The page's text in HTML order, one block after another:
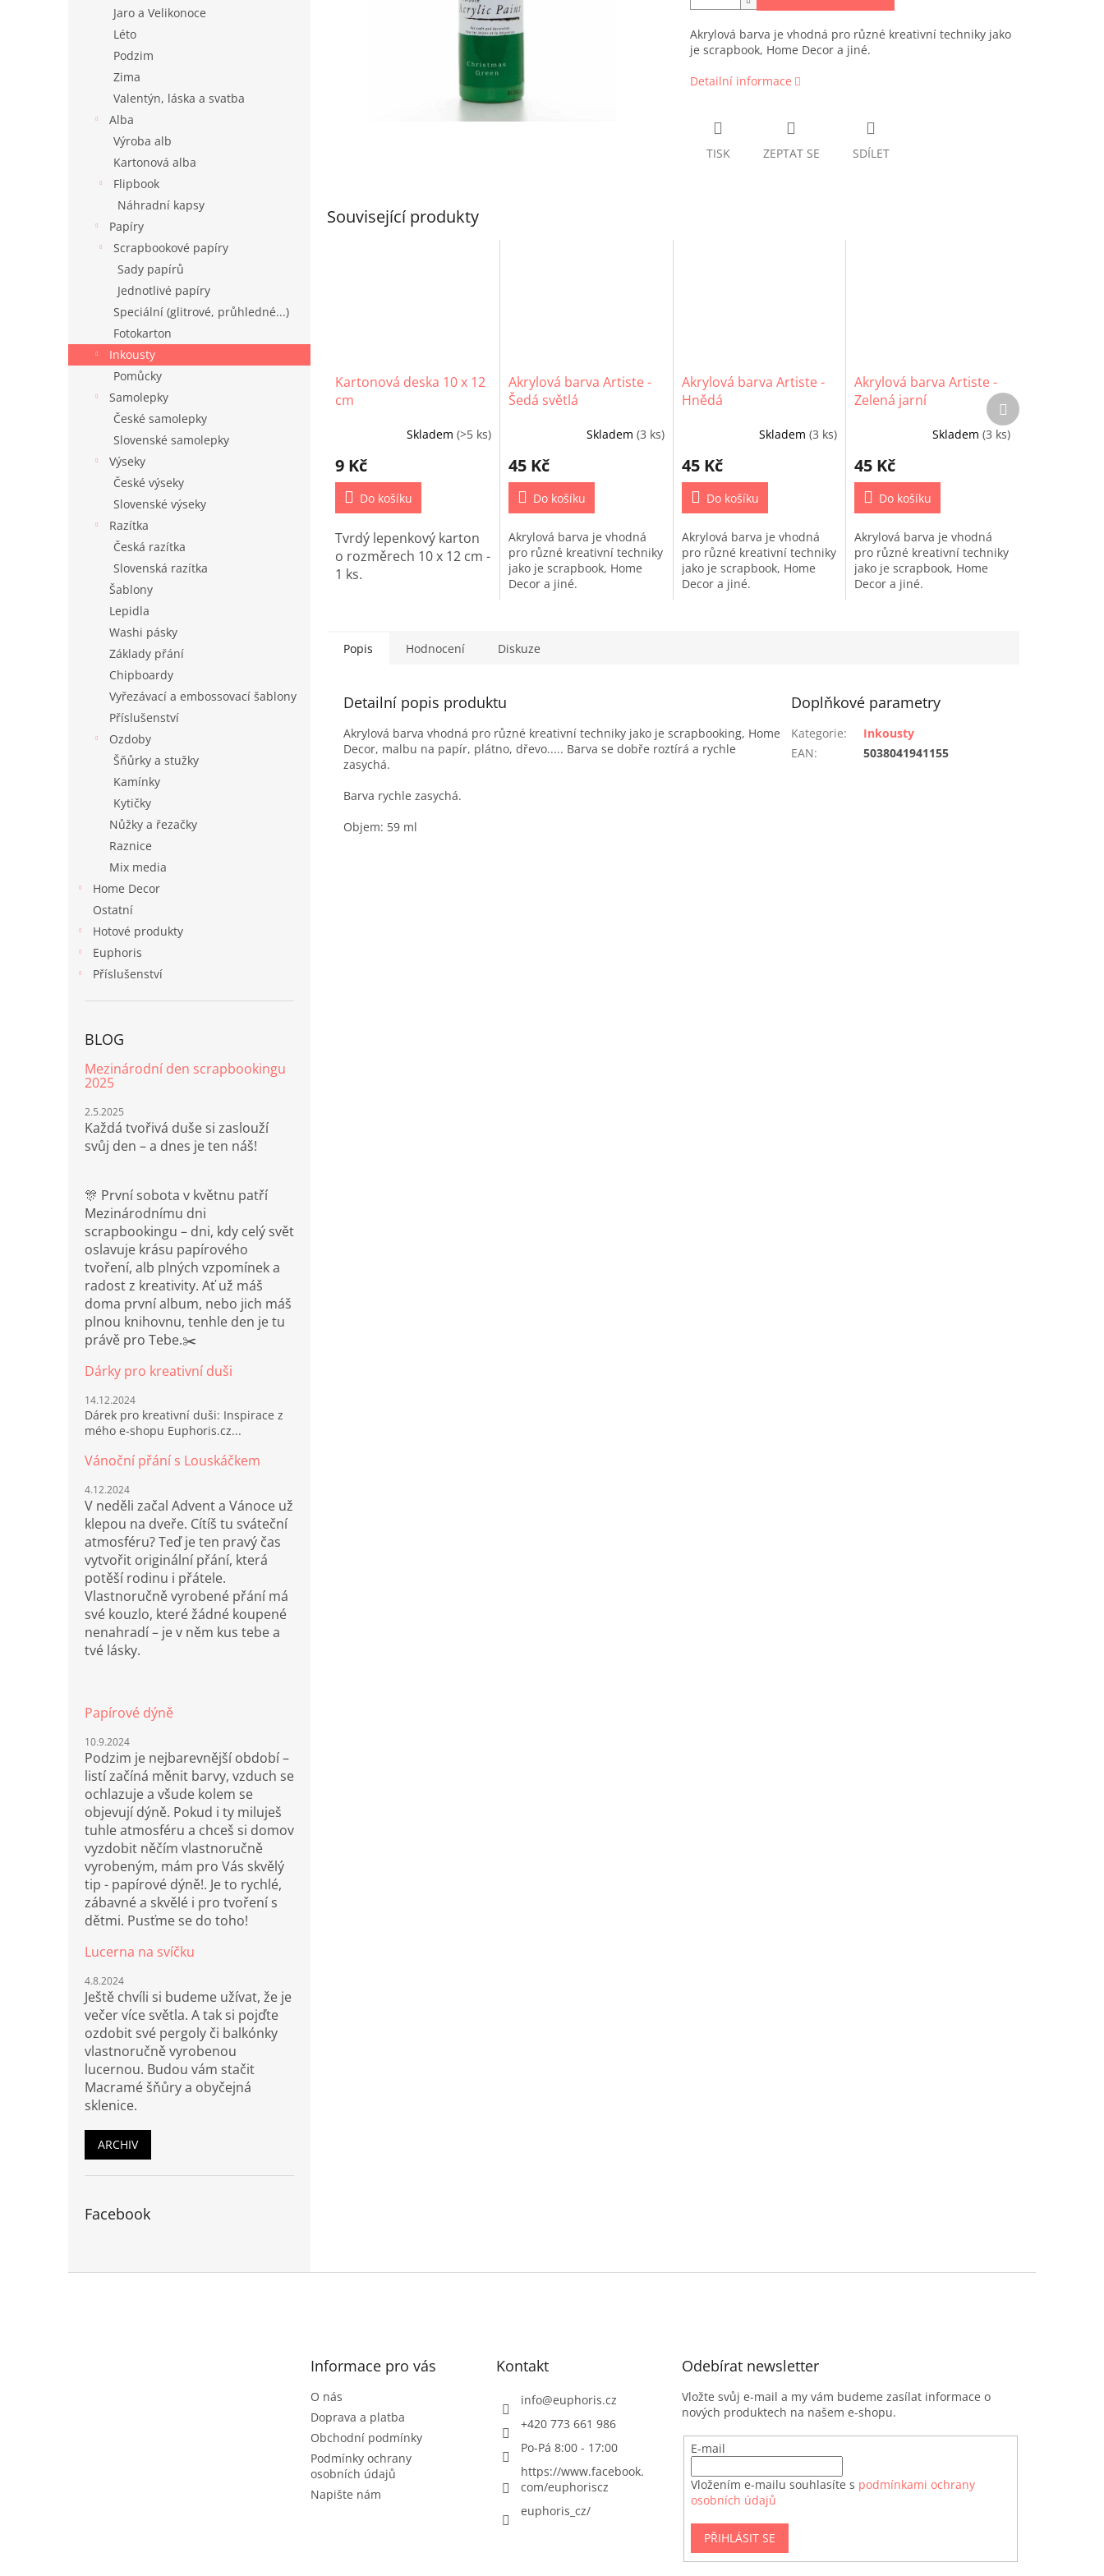
Jaro a Velikonoce
Léto
Podzim
Zima
Valentýn, láska a svatba
Alba
Výroba alb
Kartonová alba
Flipbook
Náhradní kapsy
Papíry
Scrapbookové papíry
Sady papírů
Jednotlivé papíry
Speciální (glitrové, průhledné...)
Fotokarton
Inkousty
Pomůcky
Samolepky
České samolepky
Slovenské samolepky
Výseky
České výseky
Slovenské výseky
Razítka
Česká razítka
Slovenská razítka
Šablony
Lepidla
Washi pásky
Základy přání
Chipboardy
Vyřezávací a embossovací šablony
Příslušenství
Ozdoby
Šňůrky a stužky
Kamínky
Kytičky
Nůžky a řezačky
Raznice
Mix media
Home Decor
Ostatní
Hotové produkty
Euphoris
Příslušenství
BLOG
Mezinárodní den scrapbookingu
2025
2.5.2025
Každá tvořivá duše si zaslouží
svůj den – a dnes je ten náš!
🎊 První sobota v květnu patří
Mezinárodnímu dni
scrapbookingu – dni, kdy celý svět
oslavuje krásu papírového
tvoření, alb plných vzpomínek a
radost z kreativity. Ať už máš
doma první album, nebo jich máš
plnou knihovnu, tenhle den je tu
právě pro Tebe.✂️
Dárky pro kreativní duši
14.12.2024
Dárek pro kreativní duši: Inspirace z
mého e-shopu Euphoris.cz...
Vánoční přání s Louskáčkem
4.12.2024
V neděli začal Advent a Vánoce už
klepou na dveře. Cítíš tu sváteční
atmosféru? Teď je ten pravý čas
vytvořit originální přání, která
potěší rodinu i přátele.
Vlastnoručně vyrobené přání má
své kouzlo, které žádné koupené
nenahradí – je v něm kus tebe a
tvé lásky.
Papírové dýně
10.9.2024
Podzim je nejbarevnější období –
listí začíná měnit barvy, vzduch se
ochlazuje a všude kolem se
objevují dýně. Pokud i ty miluješ
tuhle atmosféru a chceš si domov
vyzdobit něčím vlastnoručně
vyrobeným, mám pro Vás skvělý
tip - papírové dýně!. Je to rychlé,
zábavné a skvělé i pro tvoření s
dětmi. Pusťme se do toho!
Lucerna na svíčku
4.8.2024
Ještě chvíli si budeme užívat, že je
večer více světla. A tak si pojďte
ozdobit své pergoly či balkónky
vlastnoručně vyrobenou
lucernou. Budou vám stačit
Macramé šňůry a obyčejná
sklenice.
ARCHIV
Facebook
Akrylová barva je vhodná pro různé kreativní techniky jako
je scrapbook, Home Decor a jiné.
Detailní informace
TISK ZEPTAT SE SDÍLET
Související produkty
Kartonová deska 10 x 12
cm
Skladem (>5 ks)
9 Kč
Do košíku
Tvrdý lepenkový karton
o rozměrech 10 x 12 cm -
1 ks.
Akrylová barva Artiste -
Šedá světlá
Skladem (3 ks)
45 Kč
Do košíku
Akrylová barva je vhodná
pro různé kreativní techniky
jako je scrapbook, Home
Decor a jiné.
Akrylová barva Artiste -
Hnědá
Skladem(3 ks)
45 Kč
Do košíku
Akrylová barva je vhodná
pro různé kreativní techniky
jako je scrapbook, Home
Decor a jiné.
Akrylová barva Artiste -
Zelená jarní
Skladem (3 ks)
45 Kč
Do košíku
Akrylová barva je vhodná
pro různé kreativní techniky
jako je scrapbook, Home
Decor a jiné.
Další
produkt
Popis Hodnocení Diskuze
Detailní popis produktu
Akrylová barva vhodná pro různé kreativní techniky jako je scrapbooking, Home
Decor, malbu na papír, plátno, dřevo..... Barva se dobře roztírá a rychle
zasychá.
Barva rychle zasychá.
Objem: 59 ml
Doplňkové parametry
Kategorie:
Inkousty
EAN: 5038041941155
Informace pro vás
O nás
Doprava a platba
Obchodní podmínky
Podmínky ochrany
osobních údajů
Napište nám
Kontakt
info@euphoris.cz
+420 773 661 986
Po-Pá 8:00 - 17:00
https://www.facebook.
com/euphoriscz
euphoris_cz/
Odebírat newsletter
Vložte svůj e-mail a my vám budeme zasílat informace o
nových produktech na našem e-shopu.
E-mail
Vložením e-mailu souhlasíte s podmínkami ochrany
osobních údajů
PŘIHLÁSIT SE